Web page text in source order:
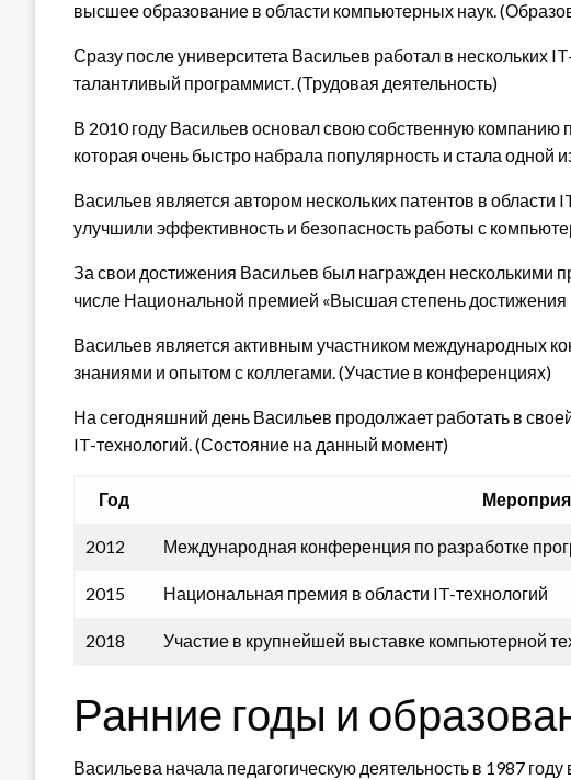
высшее образование в области компьютерных наук.
Сразу после университета Васильев работал в нескольких
талантливый программист. (Трудовая деятельность)
В 2010 году Васильев основал свою собственную компанию
которая очень быстро набрала популярность и стала
Васильев является автором нескольких патентов в области
улучшили эффективность и безопасность работы с
За свои достижения Васильев был награжден несколькими
числе Национальной премией «Высшая степень достижения
Васильев является активным участником международных
знаниями и опытом с коллегами. (Участие в конференциях)
На сегодняшний день Васильев продолжает работать в
IT-технологий. (Состояние на данный момент)
Год
2012 Международная конференция по разработке
2015 Национальная премия в области IT-технологий
2018 Участие в крупнейшей выставке компьютерной
Ранние годы и
Васильева начала педагогическую деятельность в 1987